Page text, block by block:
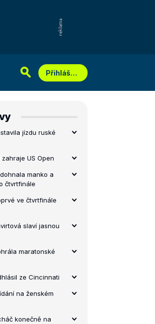
Přihlášení
jízdu ruské
US Open
manko a
čtvrtfinále
ve čtvrtfinále
slaví jasnou
maratonské
ze Cincinnati
na ženském
konečně na